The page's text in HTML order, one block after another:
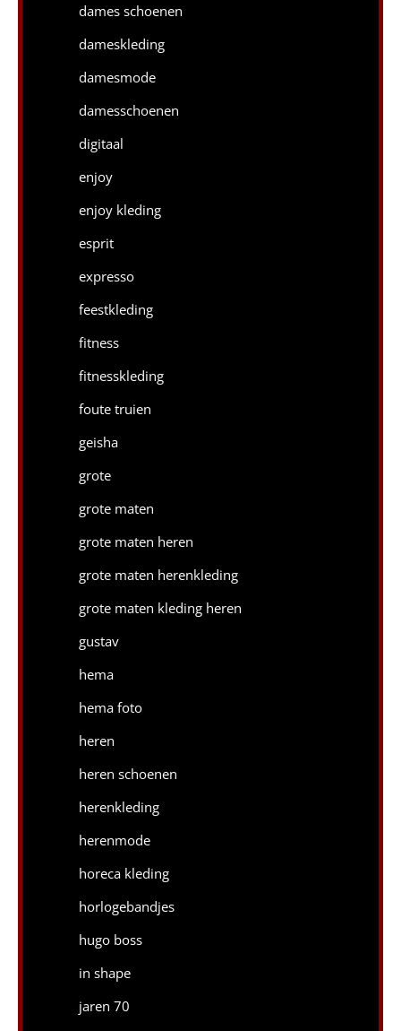
dames schoenen
dameskleding
damesmode
damesschoenen
digitaal
enjoy
enjoy kleding
esprit
expresso
feestkleding
fitness
fitnesskleding
foute truien
geisha
grote
grote maten
grote maten heren
grote maten herenkleding
grote maten kleding heren
gustav
hema
hema foto
heren
heren schoenen
herenkleding
herenmode
horeca kleding
horlogebandjes
hugo boss
in shape
jaren 70